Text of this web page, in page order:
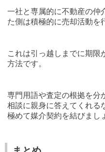
一社と専属的に不動産の仲
た側は積極的に売却活動を
これは引っ越しまでに期限
方法です。
専門用語や査定の根拠を分
相談に親身に答えてくれる
極めて媒介契約を結びまし